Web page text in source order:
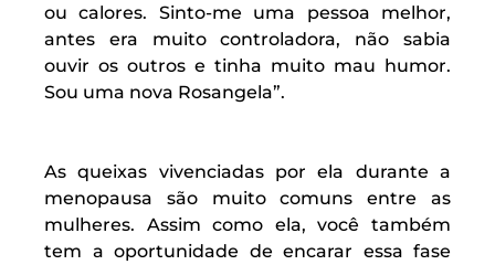
ou calores. Sinto-me uma pessoa melhor,
antes era muito controladora, não sabia
ouvir os outros e tinha muito mau humor.
Sou uma nova Rosangela”.
As queixas vivenciadas por ela durante a
menopausa são muito comuns entre as
mulheres. Assim como ela, você também
tem a oportunidade de encarar essa fase